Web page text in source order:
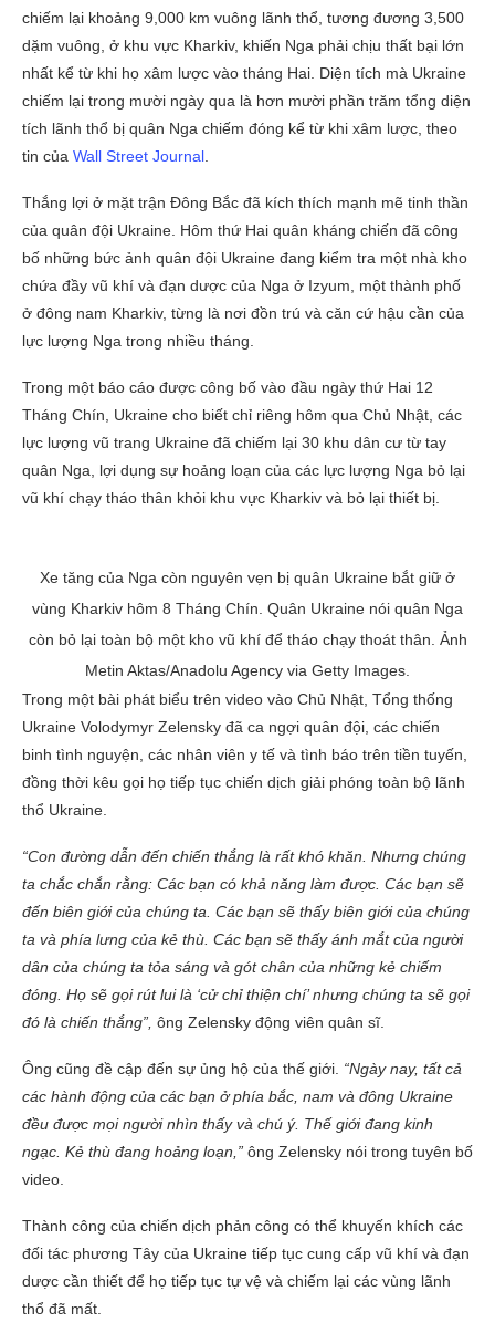
chiếm lại khoảng 9,000 km vuông lãnh thổ, tương đương 3,500
dặm vuông, ở khu vực Kharkiv, khiến Nga phải chịu thất bại lớn
nhất kể từ khi họ xâm lược vào tháng Hai. Diện tích mà Ukraine
chiếm lại trong mười ngày qua là hơn mười phần trăm tổng diện
tích lãnh thổ bị quân Nga chiếm đóng kể từ khi xâm lược, theo
tin của Wall Street Journal
Thắng lợi ở mặt trận Đông Bắc đã kích thích mạnh mẽ tinh thần
của quân đội Ukraine. Hôm thứ Hai quân kháng chiến đã công
bố những bức ảnh quân đội Ukraine đang kiểm tra một nhà kho
chứa đầy vũ khí và đạn dược của Nga ở Izyum, một thành phố
ở đông nam Kharkiv, từng là nơi đồn trú và căn cứ hậu cần của
lực lượng Nga trong nhiều tháng.
Trong một báo cáo được công bố vào đầu ngày thứ Hai 12
Tháng Chín, Ukraine cho biết chỉ riêng hôm qua Chủ Nhật, các
lực lượng vũ trang Ukraine đã chiếm lại 30 khu dân cư từ tay
quân Nga, lợi dụng sự hoảng loạn của các lực lượng Nga bỏ lại
vũ khí chạy tháo thân khỏi khu vực Kharkiv và bỏ lại thiết bị.
Xe tăng của Nga còn nguyên vẹn bị quân Ukraine bắt giữ ở
vùng Kharkiv hôm 8 Tháng Chín. Quân Ukraine nói quân Nga
còn bỏ lại toàn bộ một kho vũ khí để tháo chạy thoát thân. Ảnh
Metin Aktas/Anadolu Agency via Getty Images.
Trong một bài phát biểu trên video vào Chủ Nhật, Tổng thống
Ukraine Volodymyr Zelensky đã ca ngợi quân đội, các chiến
binh tình nguyện, các nhân viên y tế và tình báo trên tiền tuyến,
đồng thời kêu gọi họ tiếp tục chiến dịch giải phóng toàn bộ lãnh
thổ Ukraine.
“Con đường dẫn đến chiến thắng là rất khó khăn. Nhưng chúng
ta chắc chắn rằng: Các bạn có khả năng làm được. Các bạn sẽ
đến biên giới của chúng ta. Các bạn sẽ thấy biên giới của chúng
ta và phía lưng của kẻ thù. Các bạn sẽ thấy ánh mắt của người
dân của chúng ta tỏa sáng và gót chân của những kẻ chiếm
đóng. Họ sẽ gọi rút lui là ‘cử chỉ thiện chí’ nhưng chúng ta sẽ gọi
đó là chiến thắng”, ông Zelensky động viên quân sĩ.
Ông cũng đề cập đến sự ủng hộ của thế giới. “Ngày nay, tất cả
các hành động của các bạn ở phía bắc, nam và đông Ukraine
đều được mọi người nhìn thấy và chú ý. Thế giới đang kinh
ngạc. Kẻ thù đang hoảng loạn,” ông Zelensky nói trong tuyên bố
video.
Thành công của chiến dịch phản công có thể khuyến khích các
đối tác phương Tây của Ukraine tiếp tục cung cấp vũ khí và đạn
dược cần thiết để họ tiếp tục tự vệ và chiếm lại các vùng lãnh
thổ đã mất.